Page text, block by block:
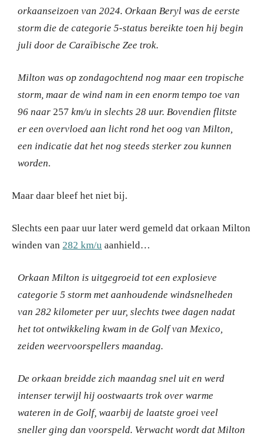
orkaanseizoen van 2024. Orkaan Beryl was de eerste
storm die de categorie 5-status bereikte toen hij begin
juli door de Caraïbische Zee trok.
Milton was op zondagochtend nog maar een tropische
storm, maar de wind nam in een enorm tempo toe van
96 naar 257 km/u in slechts 28 uur. Bovendien flitste
er een overvloed aan licht rond het oog van Milton,
een indicatie dat het nog steeds sterker zou kunnen
worden.
Maar daar bleef het niet bij.
Slechts een paar uur later werd gemeld dat orkaan Milton
winden van 282 km/u aanhield…
Orkaan Milton is uitgegroeid tot een explosieve
categorie 5 storm met aanhoudende windsnelheden
van 282 kilometer per uur, slechts twee dagen nadat
het tot ontwikkeling kwam in de Golf van Mexico,
zeiden weervoorspellers maandag.
De orkaan breidde zich maandag snel uit en werd
intenser terwijl hij oostwaarts trok over warme
wateren in de Golf, waarbij de laatste groei veel
sneller ging dan voorspeld. Verwacht wordt dat Milton